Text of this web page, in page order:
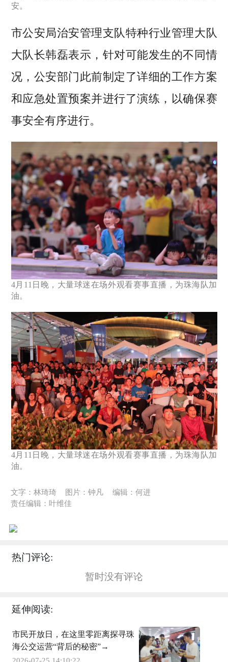
安。
市公安局治安管理支队特种行业管理大队
大队长韩磊表示，针对可能发生的不同情
况，公安部门此前制定了详细的工作方案
和应急处置预案并进行了演练，以确保赛
事安全有序进行。
4月11日晚，大量球迷在场外观看赛事直播，为珠海队加
油。
4月11日晚，大量球迷在场外观看赛事直播，为珠海队加
油。
文字：林琦琦 图片：钟凡
编辑：何进
责任编辑：叶维佳
热门评论:
暂时没有评论
延伸阅读:
市民开放日，在这里零距离探寻珠
海公交运营“背后的秘密”→
2026-07-25 14:10:22